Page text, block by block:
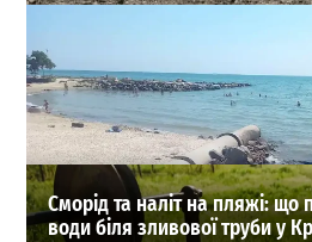
газопровід високого тиску
04-08-2026 в 16:14
ВИБІР РЕДАКЦІЇ
Сморід та наліт на пляжі: що
води біля зливової труби у